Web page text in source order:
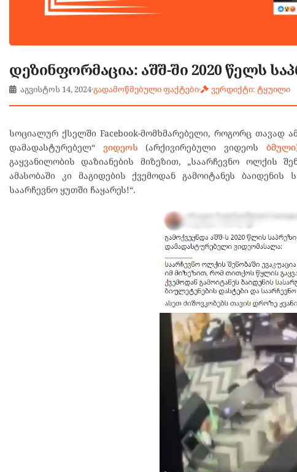
დეზინფორმაცია: აშშ-ში 2020 წელს
აგვისტოს 14, 2024·გადამოწმებული ფაქტები· ვერდიქტი: ტყუილი
სოციალურ ქსელში Facebook-მომხმარებელი, როგორც თავად
დამადასტურებელ“ ვიდეოს (არქივირებული ვიდეოს
გაყვანილობის დაზიანების მიზეზით, „საარჩევნო ოლქის
ამასობაში კი მაგიდების ქვემოდან გამოიტანეს
საარჩევნო ყუთში ჩაყარეს!“.